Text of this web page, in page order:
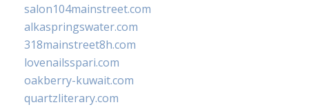
salon104mainstreet.com
alkaspringswater.com
318mainstreet8h.com
lovenailsspari.com
oakberry-kuwait.com
quartzliterary.com